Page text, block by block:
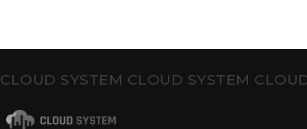
CLOUD SYSTEM CLOUD SYSTEM